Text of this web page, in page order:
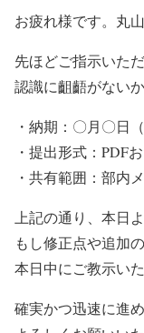
お疲れ様です。丸山
先ほどご指示いた
認識に齟齬がない
・納期：〇月〇日
・提出形式：PDF
・共有範囲：部内
上記の通り、本日
もし修正点や追加
本日中にご教示い
確実かつ迅速に進